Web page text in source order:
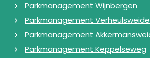
Parkmanagement Wijnbergen
Parkmanagement Verheulsweide
Parkmanagement
Parkmanagement Keppelseweg